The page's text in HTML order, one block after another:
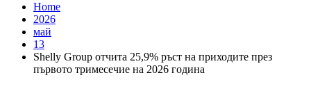
Home
2026
май
13
Shelly Group отчита 25,9% ръст на приходите през
първото тримесечие на 2026 година